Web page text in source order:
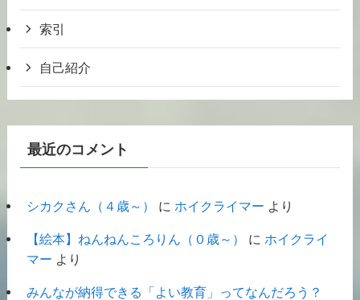
索引
自己紹介
最近のコメント
シカクさん（４歳～） に ホイクライマー より
【絵本】ねんねんころりん（０歳～） に ホイクライ
マー より
みんなが納得できる「よい教育」ってなんだろう？